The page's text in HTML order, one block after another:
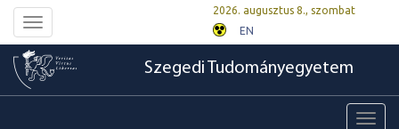
Toggle
navigation
2026. augusztus 8., szombat
EN
Szegedi Tudományegyetem